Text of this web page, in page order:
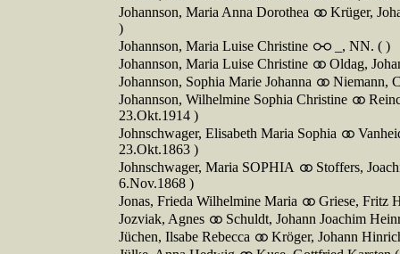
Johannson, Maria Anna Dorothea
Krüger,
)
Johannson, Maria Luise Christine
_, NN. ( )
Johannson, Maria Luise Christine
Oldag,
Johannson, Sophia Marie Johanna
Niemann,
Johannson, Wilhelmine Sophia Christine
23.Okt.1914 )
Johnschwager, Elisabeth Maria Sophia
23.Okt.1863 )
Johnschwager, Maria SOPHIA
Stoffers,
6.Nov.1868 )
Jonas, Frieda Wilhelmine Maria
Griese, Fritz
Jozviak, Agnes
Schuldt, Johann Joachim
Jüchen, Ilsabe Rebecca
Kröger, Johann